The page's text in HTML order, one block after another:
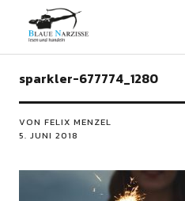
Blaue Narzisse
sparkler-677774_1280
VON FELIX MENZEL
5. JUNI 2018